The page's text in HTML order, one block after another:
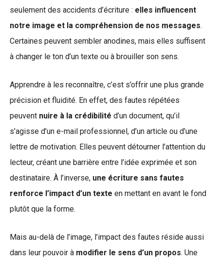
seulement des accidents d’écriture : elles influencent
notre image et la compréhension de nos messages.
Certaines peuvent sembler anodines, mais elles suffisent
à changer le ton d’un texte ou à brouiller son sens.
Apprendre à les reconnaître, c’est s’offrir une plus grande
précision et fluidité. En effet, des fautes répétées
peuvent nuire à la crédibilité d’un document, qu’il
s’agisse d’un e-mail professionnel, d’un article ou d’une
lettre de motivation. Elles peuvent détourner l’attention du
lecteur, créant une barrière entre l’idée exprimée et son
destinataire. À l’inverse, une écriture sans fautes
renforce l’impact d’un texte en mettant en avant le fond
plutôt que la forme.
Mais au-delà de l’image, l’impact des fautes réside aussi
dans leur pouvoir à modifier le sens d’un propos. Une